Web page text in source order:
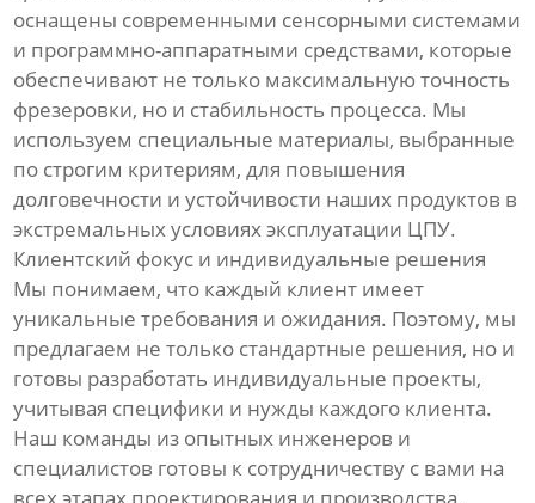
оснащены современными сенсорными системами
и программно-аппаратными средствами, которые
обеспечивают не только максимальную точность
фрезеровки, но и стабильность процесса. Мы
используем специальные материалы, выбранные
по строгим критериям, для повышения
долговечности и устойчивости наших продуктов в
экстремальных условиях эксплуатации ЦПУ.
Клиентский фокус и индивидуальные решения
Мы понимаем, что каждый клиент имеет
уникальные требования и ожидания. Поэтому, мы
предлагаем не только стандартные решения, но и
готовы разработать индивидуальные проекты,
учитывая специфики и нужды каждого клиента.
Наш команды из опытных инженеров и
специалистов готовы к сотрудничеству с вами на